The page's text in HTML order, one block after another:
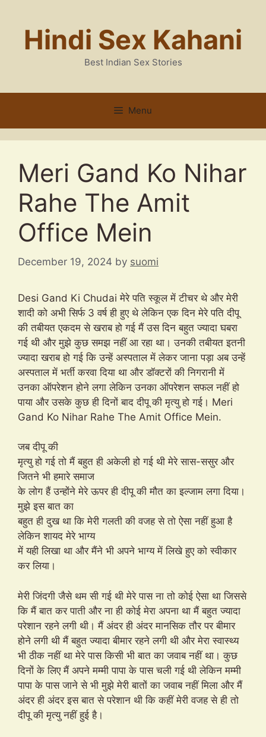
contentHindi Sex Kahani
Best Indian Sex Stories
Menu
Meri Gand Ko Nihar
Rahe The Amit
Office Mein
December 19, 2024 by suomi
Desi Gand Ki Chudai मेरे पति स्कूल में टीचर थे और मेरी
शादी को अभी सिर्फ 3 वर्ष ही हुए थे लेकिन एक दिन मेरे पति दीपू
की तबीयत एकदम से खराब हो गई मैं उस दिन बहुत ज्यादा घबरा
गई थी और मुझे कुछ समझ नहीं आ रहा था। उनकी तबीयत इतनी
ज्यादा खराब हो गई कि उन्हें अस्पताल में लेकर जाना पड़ा अब उन्हें
अस्पताल में भर्ती करवा दिया था और डॉक्टरों की निगरानी में
उनका ऑपरेशन होने लगा लेकिन उनका ऑपरेशन सफल नहीं हो
पाया और उसके कुछ ही दिनों बाद दीपू की मृत्यु हो गई। Meri
Gand Ko Nihar Rahe The Amit Office Mein.
जब दीपू की
मृत्यु हो गई तो मैं बहुत ही अकेली हो गई थी मेरे सास-ससुर और
जितने भी हमारे समाज
के लोग हैं उन्होंने मेरे ऊपर ही दीपू की मौत का इल्जाम लगा दिया।
मुझे इस बात का
बहुत ही दुख था कि मेरी गलती की वजह से तो ऐसा नहीं हुआ है
लेकिन शायद मेरे भाग्य
में यही लिखा था और मैंने भी अपने भाग्य में लिखे हुए को स्वीकार
कर लिया।
मेरी जिंदगी जैसे थम सी गई थी मेरे पास ना तो कोई ऐसा था जिससे
कि मैं बात कर पाती और ना ही कोई मेरा अपना था मैं बहुत ज्यादा
परेशान रहने लगी थी। मैं अंदर ही अंदर मानसिक तौर पर बीमार
होने लगी थी मैं बहुत ज्यादा बीमार रहने लगी थी और मेरा स्वास्थ्य
भी ठीक नहीं था मेरे पास किसी भी बात का जवाब नहीं था। कुछ
दिनों के लिए मैं अपने मम्मी पापा के पास चली गई थी लेकिन मम्मी
पापा के पास जाने से भी मुझे मेरी बातों का जवाब नहीं मिला और मैं
अंदर ही अंदर इस बात से परेशान थी कि कहीं मेरी वजह से ही तो
दीपू की मृत्यु नहीं हुई है।